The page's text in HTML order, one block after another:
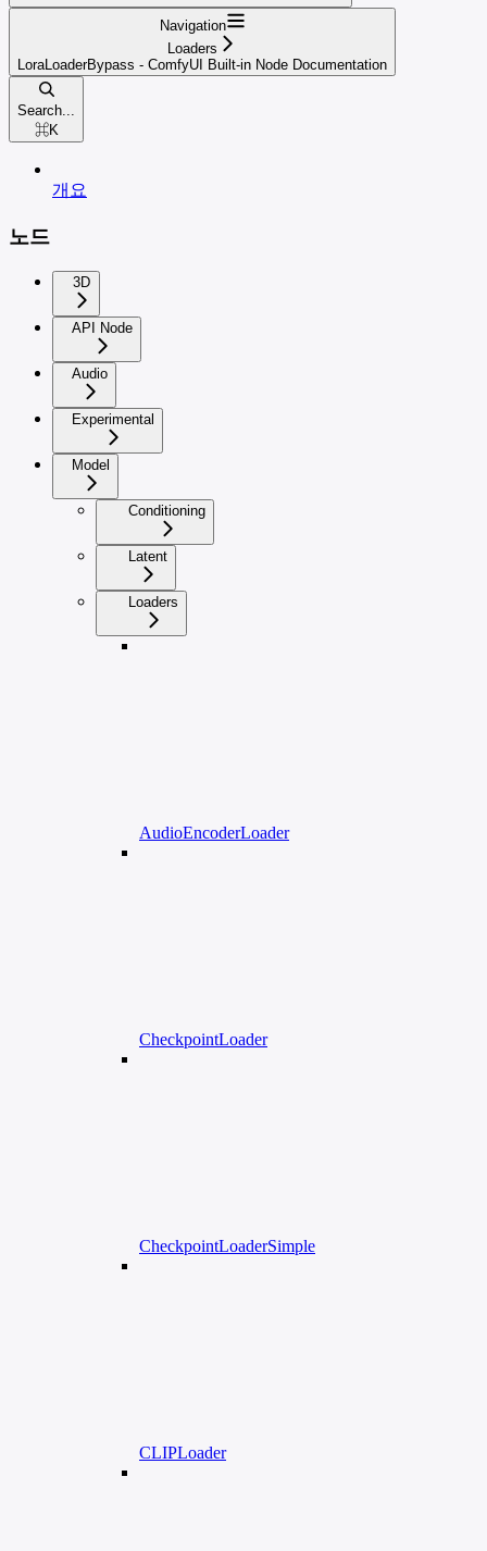
Navigation
Loaders
LoraLoaderBypass - ComfyUI Built-in Node Documentation
Search...
⌘K
개요
노드
3D
API Node
Audio
Experimental
Model
Conditioning
Latent
Loaders
AudioEncoderLoader
CheckpointLoader
CheckpointLoaderSimple
CLIPLoader